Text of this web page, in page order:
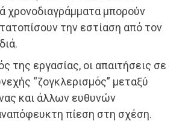
χρονοδιαγράμματα μπορούν
την εστίαση από τον
της εργασίας, οι απαιτήσεις σε
“ζογκλερισμός” μεταξύ
και άλλων ευθυνών
πίεση στη σχέση.